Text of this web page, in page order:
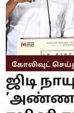
கோலிவுட்
ஜிடி